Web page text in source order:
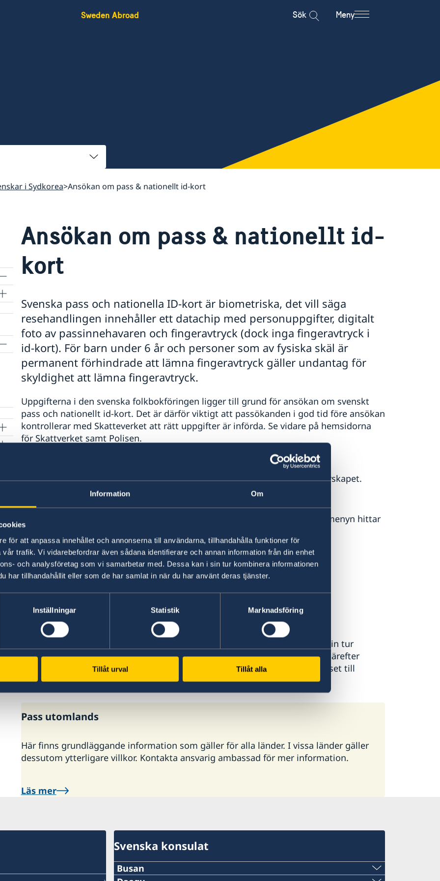
Information Om
för att anpassa innehållet och annonserna till användarna, tillhandahålla funktioner för
trafik. Vi vidarebefordrar även sådana identifierare och annan information från din enhet
och analysföretag som vi samarbetar med. Dessa kan i sin tur kombinera informationen
har tillhandahållit eller som de har samlat in när du har använt deras tjänster.
Inställningar Statistik Marknadsföring
Tillåt urval Tillåt alla
Sweden Abroad Sök Meny
i Sydkorea Ansökan om pass & nationellt id-kort
Ansökan om pass & nationellt id-
kort
Svenska pass och nationella ID-kort är biometriska, det vill säga
resehandlingen innehåller ett datachip med personuppgifter, digitalt
foto av passinnehavaren och fingeravtryck (dock inga fingeravtryck i
id-kort). För barn under 6 år och personer som av fysiska skäl är
permanent förhindrade att lämna fingeravtryck gäller undantag för
skyldighet att lämna fingeravtryck.
Uppgifterna i den svenska folkbokföringen ligger till grund för ansökan om svenskt
pass och nationellt id-kort. Det är därför viktigt att passökanden i god tid före ansökan
kontrollerar med Skatteverket att rätt uppgifter är införda. Se vidare på hemsidorna
för Skattverket samt Polisen.
För passökanden som är född utomlands och under 22 år finns särskilda
bestämmelser angående passets giltighetstid och det svenska medborgarskapet.
Ytterligare information finns på Migrationsverkets webbplats
För att ansöka om pass måste tidsbokning ske. Under följande rubriker i menyn hittar
du anvisningar hur du gör för att ansöka om:
Ansökan om pass för vuxna
Ansökan om pass för barn under 18 år
Ansökan om pass för barn under 18 år
Samordningsnummer
Provisoriskt pass
Nationellt id-kort
Ansökningarna skickas elektroniskt till Rikspolisstyrelsen i Sverige som i sin tur
vidarebefordrar dem till AB Svenska Pass, där passhandlingen tillverkas. Därefter
skickas passen med kurirpost till utlandsmyndigheten som lämnar ut passet till
sökande.
Pass utomlands
Här finns grundläggande information som gäller för alla länder. I vissa länder gäller
dessutom ytterligare villkor. Kontakta ansvarig ambassad för mer information.
Läs mer
Svenska konsulat
Busan